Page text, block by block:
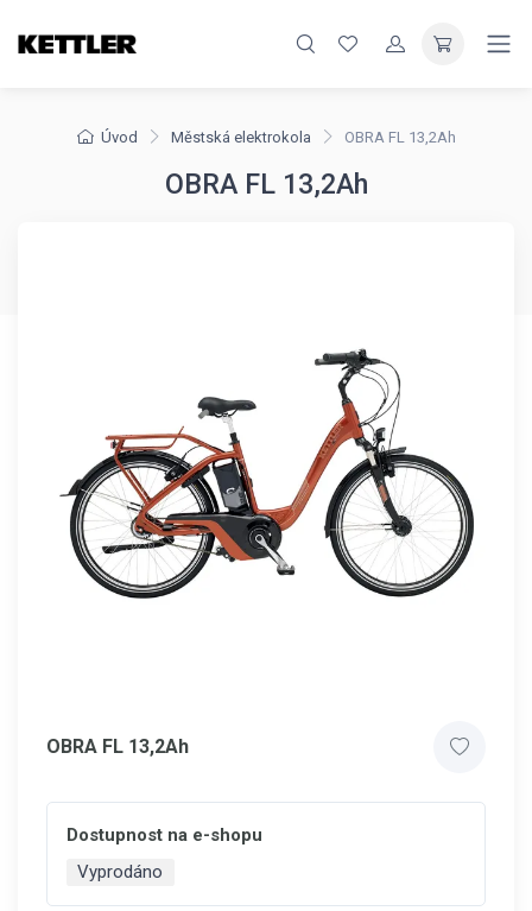
Úvod Městská elektrokola OBRA FL 13,2Ah
OBRA FL 13,2Ah
OBRA FL 13,2Ah
Dostupnost na e-shopu
Vyprodáno